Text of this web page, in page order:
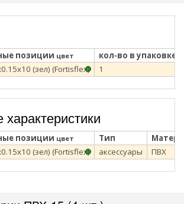
позиции цвет кол-во в упаковке
(зел) (Fortisflex) 1
характеристики
позиции цвет Тип
(зел) (Fortisflex) аксессуары ПВХ